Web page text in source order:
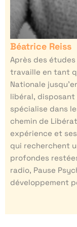
Béatrice Reiss
Après des
travaille en tant
Nationale
libéral,
spécialise dans
chemin de
expérience et
qui recherchent
profondes
radio, Pause
développement